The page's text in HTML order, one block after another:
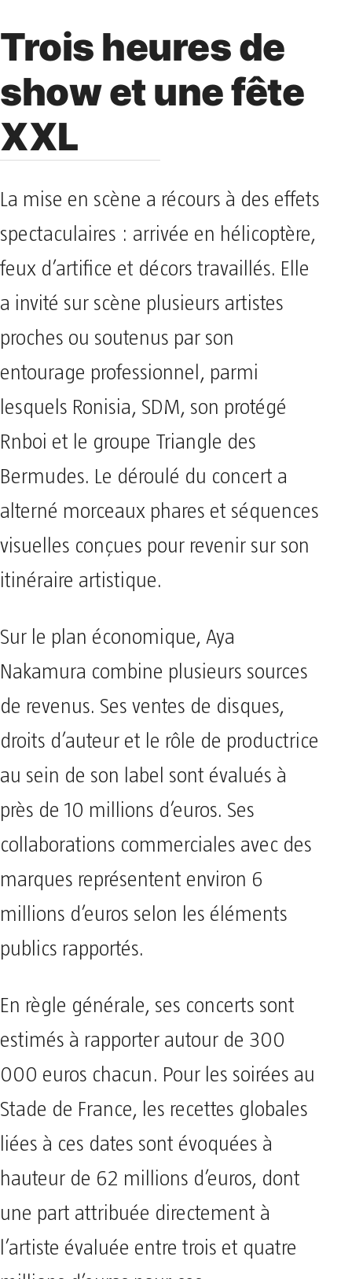
Trois heures de
show et une fête
XXL
La mise en scène a récours à des effets
spectaculaires : arrivée en hélicoptère,
feux d’artifice et décors travaillés. Elle
a invité sur scène plusieurs artistes
proches ou soutenus par son
entourage professionnel, parmi
lesquels Ronisia, SDM, son protégé
Rnboi et le groupe Triangle des
Bermudes. Le déroulé du concert a
alterné morceaux phares et séquences
visuelles conçues pour revenir sur son
itinéraire artistique.
Sur le plan économique, Aya
Nakamura combine plusieurs sources
de revenus. Ses ventes de disques,
droits d’auteur et le rôle de productrice
au sein de son label sont évalués à
près de 10 millions d’euros. Ses
collaborations commerciales avec des
marques représentent environ 6
millions d’euros selon les éléments
publics rapportés.
En règle générale, ses concerts sont
estimés à rapporter autour de 300
000 euros chacun. Pour les soirées au
Stade de France, les recettes globales
liées à ces dates sont évoquées à
hauteur de 62 millions d’euros, dont
une part attribuée directement à
l’artiste évaluée entre trois et quatre